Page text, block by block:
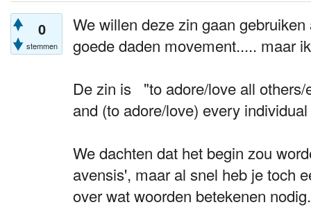
0
stemmen
We willen deze zin gaan
goede daden movement..... maar
De zin is "to adore/love all others/
and (to adore/love) every
We dachten dat het begin zou
avensis', maar al snel heb je toch
over wat woorden betekenen nodig.